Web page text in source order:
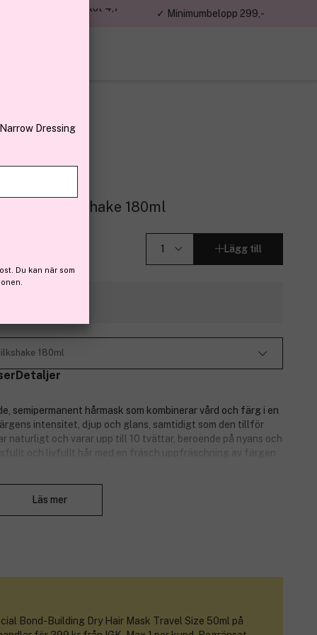
kunder – Trustpilot 4,7
✓ Minimumbelopp 299,-
Milkshake 180ml
Lägg till
180ml
Detaljer
semipermanent hårmask som kombinerar vård och färg i en
intensitet, djup och glans, samtidigt som den tillför
naturligt och varar upp till 10 tvättar, beroende på nyans och
och livfullt hår med en fräsch uppfräschning av färgen
Läs mer
Bond-Building Dry Hair Mask Travel Size 50ml på
Dressing
Du kan när som